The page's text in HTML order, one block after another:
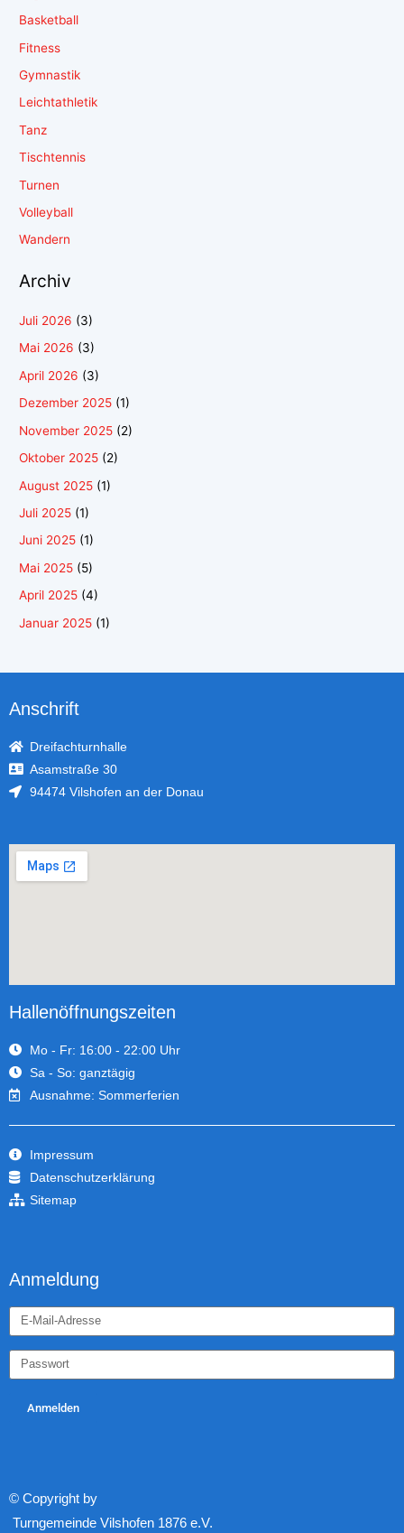
Basketball
Fitness
Gymnastik
Leichtathletik
Tanz
Tischtennis
Turnen
Volleyball
Wandern
Archiv
Juli 2026 (3)
Mai 2026 (3)
April 2026 (3)
Dezember 2025 (1)
November 2025 (2)
Oktober 2025 (2)
August 2025 (1)
Juli 2025 (1)
Juni 2025 (1)
Mai 2025 (5)
April 2025 (4)
Januar 2025 (1)
Anschrift
Dreifachturnhalle
Asamstraße 30
94474 Vilshofen an der Donau
Hallenöffnungszeiten
Mo - Fr: 16:00 - 22:00 Uhr
Sa - So: ganztägig
Ausnahme: Sommerferien
Impressum
Datenschutzerklärung
Sitemap
Anmeldung
Anmelden
© Copyright by
Turngemeinde Vilshofen 1876 e.V.